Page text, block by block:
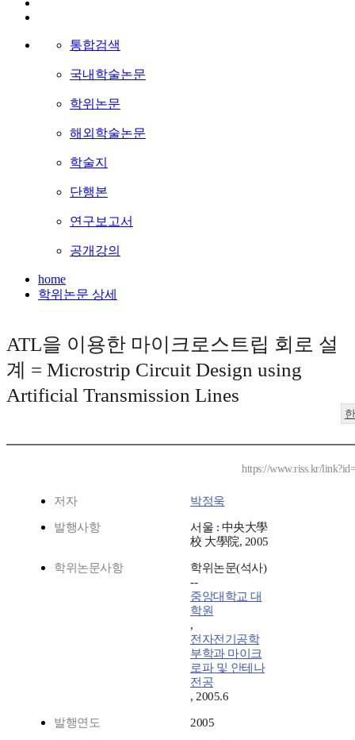
통합검색
국내학술논문
학위논문
해외학술논문
학술지
단행본
연구보고서
공개강의
home
학위논문 상세
ATL을 이용한 마이크로스트립 회로 설
계 = Microstrip Circuit Design using
Artificial Transmission Lines
https://www.riss.kr/
저자 박정욱
발행사항
서울 : 中央大學
校 大學院, 2005
학위논문사항
학위논문(석사)
--
중앙대학교 대
학원
,
전자전기공학
부학과 마이크
로파 및 안테나
전공
, 2005.6
발행연도 2005